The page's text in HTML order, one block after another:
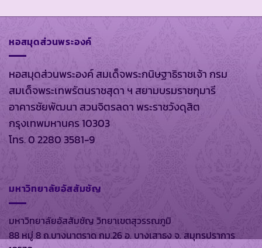
หอสมุดส่วนพระองค์
หอสมุดส่วนพระองค์ สมเด็จพระกนิษฐาธิราชเจ้า กรม
สมเด็จพระเทพรัตนราชสุดา ฯ สยามบรมราชกุมารี
อาคารชัยพัฒนา สวนจิตรลดา พระราชวังดุสิต
กรุงเทพมหานคร 10303
โทร. 0 2280 3581-9
มหาวิทยาลัยอัสสัมชัญ
มหาวิทยาลัยอัสสัมชัญ วิทยาเขตสุวรรณภูมิ
88 หมู่ 8 ถ.บางนาตราด กม.26 อ. บางเสาธง จ. สมุทรปราการ